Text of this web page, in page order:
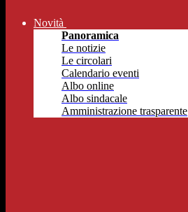
Novità
Panoramica
Le notizie
Le circolari
Calendario eventi
Albo online
Albo sindacale
Amministrazione trasparente